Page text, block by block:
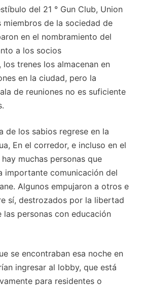
del 21 ° Gun Club, Union
miembros de la sociedad de
en el nombramiento del
a los socios
trenes los almacenan en
en la ciudad, pero la
de reuniones no es suficiente
de los sabios regrese en la
En el corredor, e incluso en el
muchas personas que
importante comunicación del
Algunos empujaron a otros e
sí, destrozados por la libertad
personas con educación
se encontraban esa noche en
ingresar al lobby, que está
para residentes o